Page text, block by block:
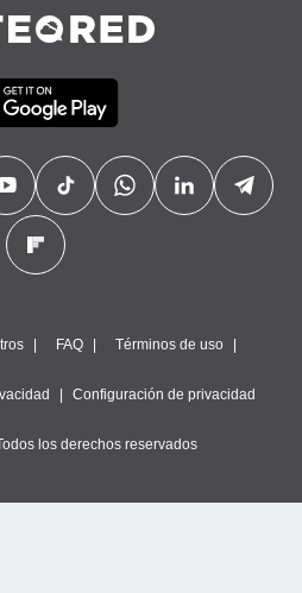
FAQ Términos de uso
Configuración de privacidad
los derechos reservados